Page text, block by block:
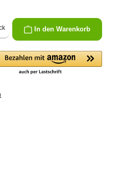
Wert ein oder benutze die Schaltflächen um
In den Warenkorb